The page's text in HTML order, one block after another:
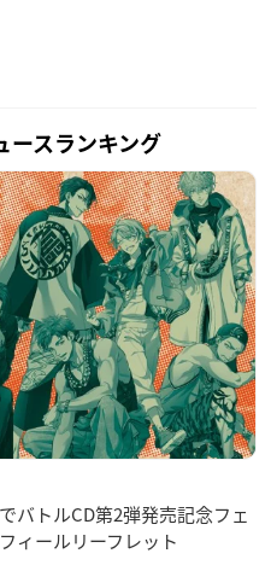
ースランキング
バトルCD第2弾発売記念フェ
ィールリーフレット